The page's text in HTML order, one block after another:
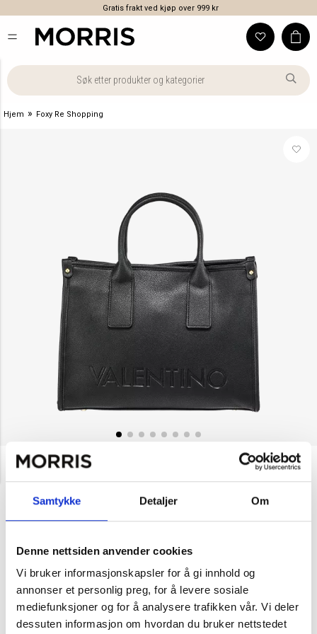
Samtykke Detaljer Om
Denne nettsiden anvender cookies
Vi bruker informasjonskapsler for å gi innhold og
annonser et personlig preg, for å levere sosiale
mediefunksjoner og for å analysere trafikken vår. Vi deler
dessuten informasjon om hvordan du bruker nettstedet
Gratis frakt ved kjøp over 999 kr
Hjem » Foxy Re Shopping
Valentino
Foxy Re Shopping
NOK 1,849
Velg farge
Svart Mørk brun
1 Legg i handlekurv